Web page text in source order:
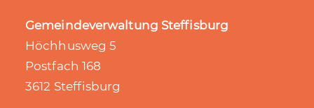
Gemeindeverwaltung Steffisburg
Höchhusweg 5
Postfach 168
3612 Steffisburg